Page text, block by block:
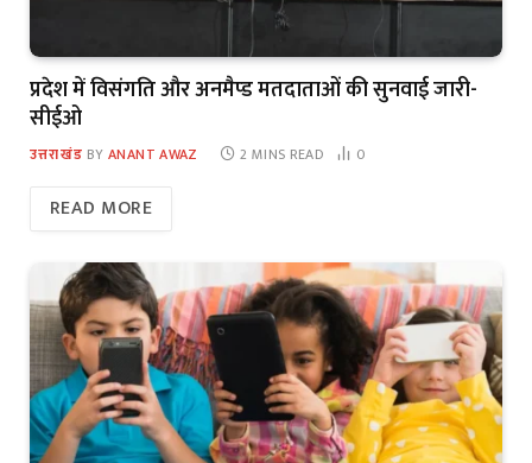
प्रदेश में विसंगति और अनमैप्ड मतदाताओं की सुनवाई जारी-
सीईओ
उत्तराखंड BY ANANT AWAZ 2 MINS READ 0
READ MORE